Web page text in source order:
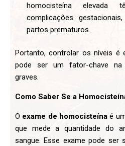
homocisteína
complicações
partos prematuros.
Portanto, controlar os níveis é
pode ser um fator-chave na
graves.
Como Saber Se a
O exame de homocisteína é
que mede a quantidade do
sangue. Esse exame pode ser